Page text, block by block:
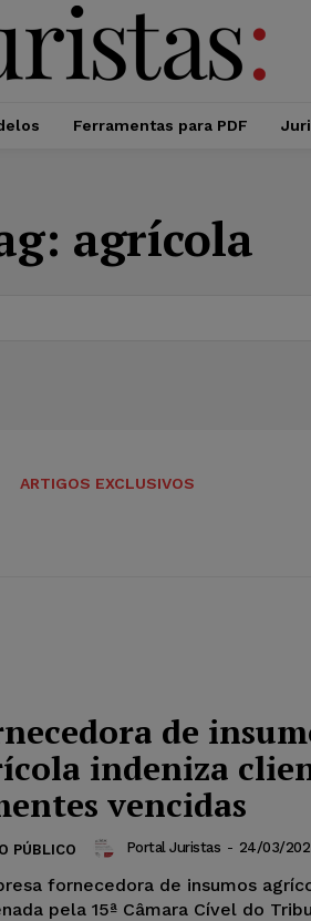
Ferramentas para PDF
agrícola
ARTIGOS EXCLUSIVOS
de
indeniza
vencidas
PÚBLICO Portal Juristas - 24/03/
fornecedora de insumos
pela 15ª Câmara Cível do